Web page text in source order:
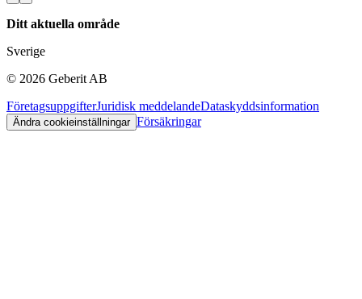
Ditt aktuella område
Sverige
© 2026 Geberit AB
FöretagsuppgifterJuridisk meddelandeDataskyddsinformation
Ändra cookieinställningar Försäkringar